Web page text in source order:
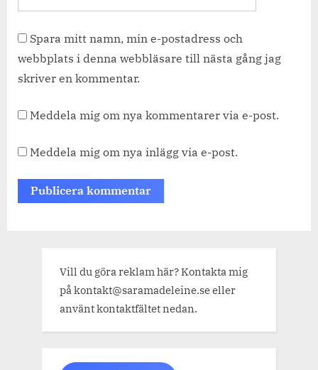
Spara mitt namn, min e-postadress och
webbplats i denna webbläsare till nästa gång jag
skriver en kommentar.
Meddela mig om nya kommentarer via e-post.
Meddela mig om nya inlägg via e-post.
Vill du göra reklam här? Kontakta mig
på kontakt@saramadeleine.se eller
använt kontaktfältet nedan.